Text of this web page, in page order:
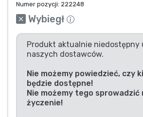
Numer pozycji: 222248
Wybiegł
Produkt aktualnie niedostępny
naszych dostawców.
Nie możemy powiedzieć, czy
będzie dostępne!
Nie możemy tego sprowadzić
życzenie!
Rzeczy muzyczne
Typy produktów
Marki